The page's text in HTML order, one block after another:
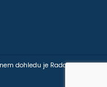
dohledu je Rada pro